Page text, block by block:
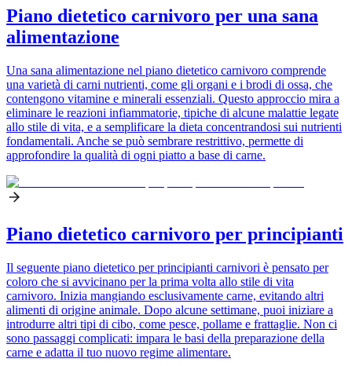
Piano dietetico carnivoro per una sana
alimentazione
Una sana alimentazione nel piano dietetico carnivoro comprende
una varietà di carni nutrienti, come gli organi e i brodi di ossa, che
contengono vitamine e minerali essenziali. Questo approccio mira a
eliminare le reazioni infiammatorie, tipiche di alcune malattie legate
allo stile di vita, e a semplificare la dieta concentrandosi sui nutrienti
fondamentali. Anche se può sembrare restrittivo, permette di
approfondire la qualità di ogni piatto a base di carne.
Piano dietetico carnivoro per principianti
Il seguente piano dietetico per principianti carnivori è pensato per
coloro che si avvicinano per la prima volta allo stile di vita
carnivoro. Inizia mangiando esclusivamente carne, evitando altri
alimenti di origine animale. Dopo alcune settimane, puoi iniziare a
introdurre altri tipi di cibo, come pesce, pollame e frattaglie. Non ci
sono passaggi complicati: impara le basi della preparazione della
carne e adatta il tuo nuovo regime alimentare.